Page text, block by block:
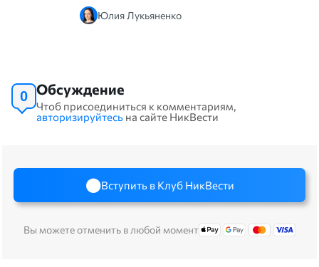
Юлия Лукьяненко
0 Обсуждение
Чтоб присоединиться к комментариям,
авторизируйтесь на сайте НикВести
Вступить в Клуб НикВести
Вы можете отменить в любой момент